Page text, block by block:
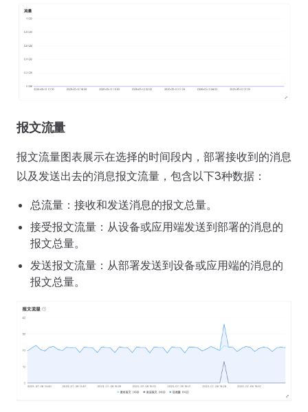
报文流量
报文流量图表展示在选择的时间段内，部署接收到的消息
以及发送出去的消息报文流量，包含以下3种数据：
总流量：接收和发送消息的报文总量。
接受报文流量：从设备或应用端发送到部署的消息的
报文总量。
发送报文流量：从部署发送到设备或应用端的消息的
报文总量。